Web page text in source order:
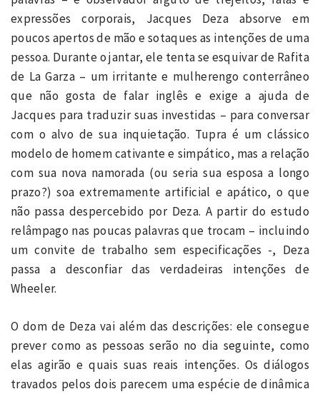
expressões corporais, Jacques Deza absorve em
poucos apertos de mão e sotaques as intenções de uma
pessoa. Durante o jantar, ele tenta se esquivar de Rafita
de La Garza – um irritante e mulherengo conterrâneo
que não gosta de falar inglês e exige a ajuda de
Jacques para traduzir suas investidas – para conversar
com o alvo de sua inquietação. Tupra é um clássico
modelo de homem cativante e simpático, mas a relação
com sua nova namorada (ou seria sua esposa a longo
prazo?) soa extremamente artificial e apático, o que
não passa despercebido por Deza. A partir do estudo
relâmpago nas poucas palavras que trocam – incluindo
um convite de trabalho sem especificações -, Deza
passa a desconfiar das verdadeiras intenções de
Wheeler.
O dom de Deza vai além das descrições: ele consegue
prever como as pessoas serão no dia seguinte, como
elas agirão e quais suas reais intenções. Os diálogos
travados pelos dois parecem uma espécie de dinâmica